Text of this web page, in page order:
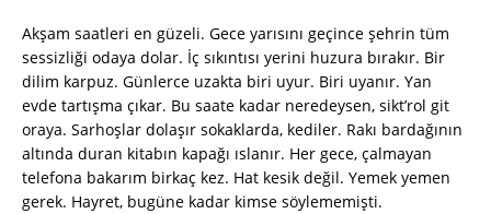
Akşam saatleri en güzeli. Gece yarısını geçince şehrin tüm
sessizliği odaya dolar. İç sıkıntısı yerini huzura bırakır. Bir
dilim karpuz. Günlerce uzakta biri uyur. Biri uyanır. Yan
evde tartışma çıkar. Bu saate kadar neredeysen, sikt’rol git
oraya. Sarhoşlar dolaşır sokaklarda, kediler. Rakı bardağının
altında duran kitabın kapağı ıslanır. Her gece, çalmayan
telefona bakarım birkaç kez. Hat kesik değil. Yemek yemen
gerek. Hayret, bugüne kadar kimse söylememişti.